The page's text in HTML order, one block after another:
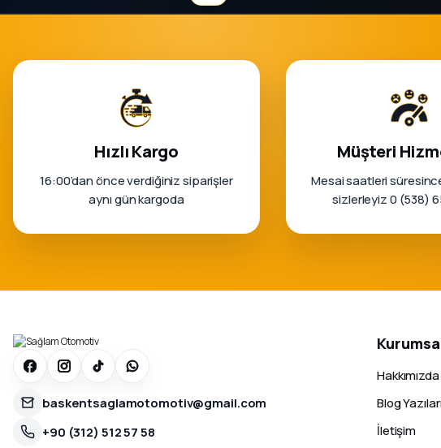
Hızlı Kargo
16:00’dan önce verdiğiniz siparişler
aynı gün kargoda
Müşteri
Mesai saatleri
sizlerleyiz 0 (538)
baskentsaglamotomotiv@gmail.com
+90 (312) 512 57 58
Hakkımızda
Blog
İletişim